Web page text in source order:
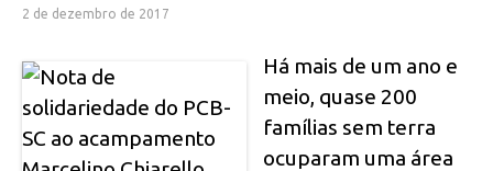
2 de dezembro de 2017
Há mais de um ano e
meio, quase 200
famílias sem terra
ocuparam uma área